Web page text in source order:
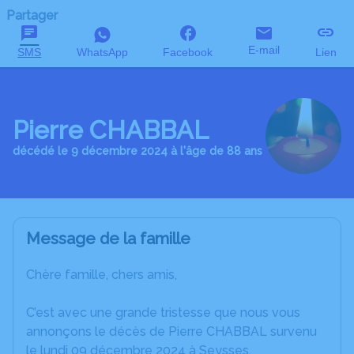
Partager
SMS WhatsApp Facebook E-mail Lien
Pierre CHABBAL
décédé le 9 décembre 2024 à l'âge de 88 ans
Message de la famille
Chère famille, chers amis,
C’est avec une grande tristesse que nous vous
annonçons le décès de Pierre CHABBAL survenu
le lundi 09 décembre 2024 à Seysses.